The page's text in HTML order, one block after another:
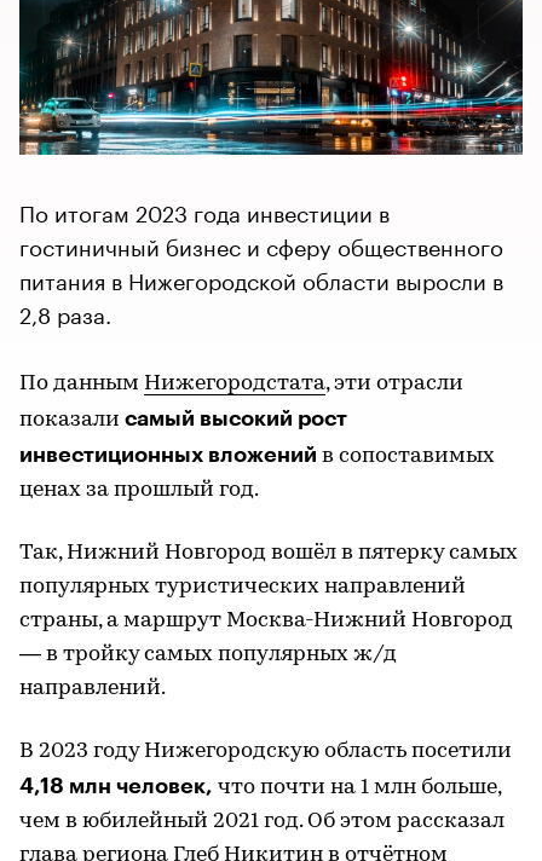
По итогам 2023 года инвестиции в
гостиничный бизнес и сферу общественного
питания в Нижегородской области выросли в
2,8 раза.
По данным Нижегородстата, эти отрасли
показали самый высокий рост
инвестиционных вложений в сопоставимых
ценах за прошлый год.
Так, Нижний Новгород вошёл в пятерку самых
популярных туристических направлений
страны, а маршрут Москва-Нижний Новгород
— в тройку самых популярных ж/д
направлений.
В 2023 году Нижегородскую область посетили
4,18 млн человек, что почти на 1 млн больше,
чем в юбилейный 2021 год. Об этом рассказал
глава региона Глеб Никитин в отчётном